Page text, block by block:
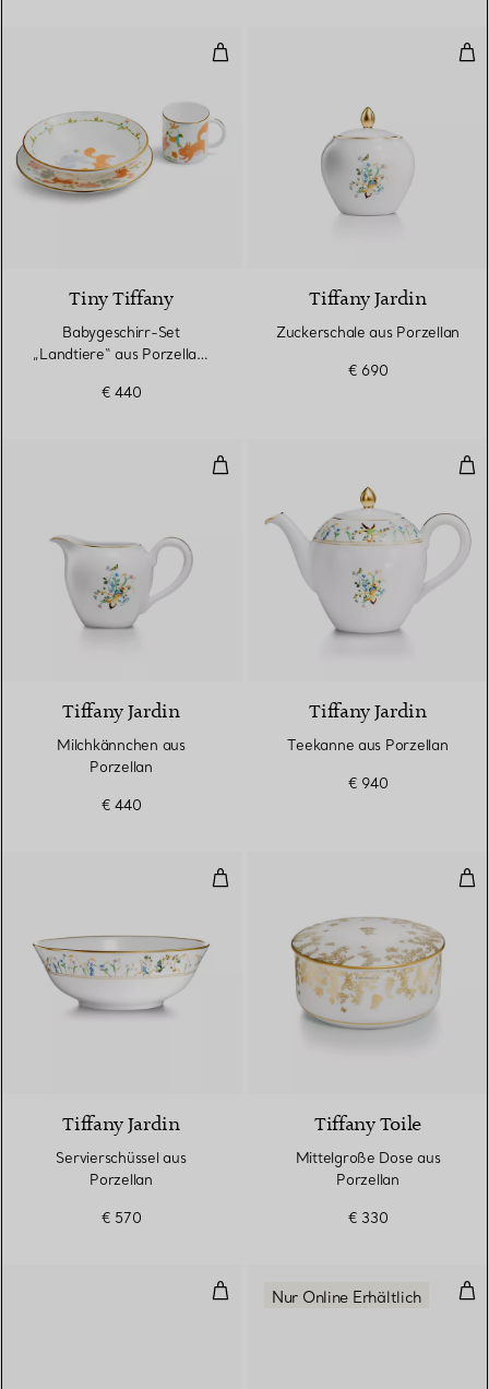
Babygeschirr-Set „Landtiere“
Tiny Tiffany
Babygeschirr-Set
„Landtiere“ aus Porzellan,
€ 440
Tiffany Jardin
Zuckerschale aus Porzellan
€ 690
Milchkännchen aus Porzellan
Tiffany Jardin
Milchkännchen aus
Porzellan
€ 440
Tiffany Jardin
Teekanne aus Porzellan
€ 940
Servierschüssel aus Porzellan
Tiffany Jardin
Servierschüssel aus
Porzellan
€ 570
Tiffany Toile
Mittelgroße Dose aus
Porzellan
€ 330
Kaffeebecher aus Porzellan,
Nur Online Erhältlich